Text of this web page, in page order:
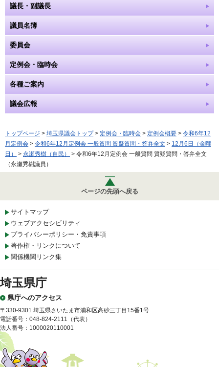
議長・副議長
議員名簿
委員会
定例会・臨時会
各種ご案内
議会広報
トップページ > 埼玉県議会トップ> 定例会・臨時会 > 定例会概要 > 令和6年12
月定例会 > 令和6年12月定例会 一般質問 質疑質問・答弁全文 > 12月6日（金曜
日）
> 永瀬秀樹（自民）
> 令和6年12月定例会 一般質問 質疑質問・答弁全文
（永瀬秀樹議員）
ページの先頭へ戻る
サイトマップ
ウェブアクセシビリティ
プライバシーポリシー・免責事項
著作権・リンクについて
関係機関リンク集
埼玉県庁
県庁へのアクセス
〒330-9301 埼玉県さいたま市浦和区高砂三丁目15番1号
電話番号：048-824-2111（代表）
法人番号：1000020110001